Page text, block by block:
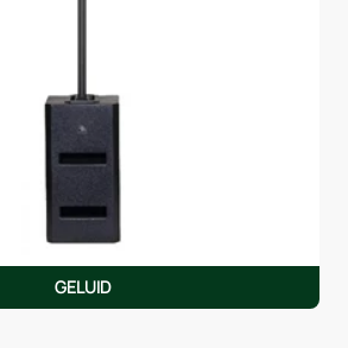
GELUID